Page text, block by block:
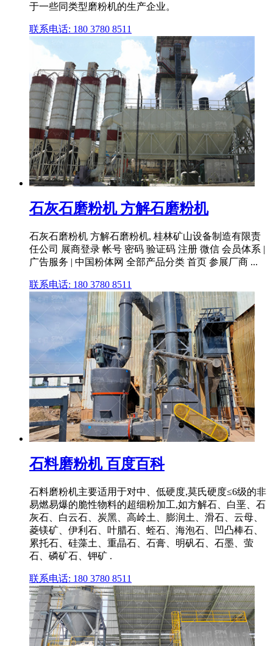
于一些同类型磨粉机的生产企业。
联系电话: 180 3780 8511
石灰石磨粉机 方解石磨粉机
石灰石磨粉机 方解石磨粉机, 桂林矿山设备制造有限责
任公司 展商登录 帐号 密码 验证码 注册 微信 会员体系 |
广告服务 | 中国粉体网 全部产品分类 首页 参展厂商 ...
联系电话: 180 3780 8511
石料磨粉机 百度百科
石料磨粉机主要适用于对中、低硬度,莫氏硬度≤6级的非
易燃易爆的脆性物料的超细粉加工,如方解石、白垩、石
灰石、白云石、炭黑、高岭土、膨润土、滑石、云母、
菱镁矿、伊利石、叶腊石、蛭石、海泡石、凹凸棒石、
累托石、硅藻土、重晶石、石膏、明矾石、石墨、萤
石、磷矿石、钾矿 .
联系电话: 180 3780 8511